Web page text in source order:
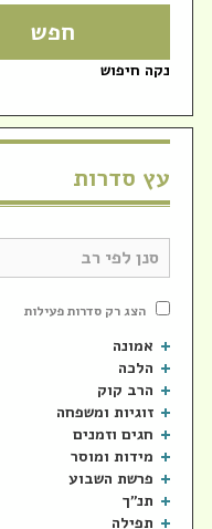
נקה חיפוש
עץ סדרות
הצג רק סדרות פעילות
אמונה
הלכה
הרב קוק
זוגיות ומשפחה
חגים וזמנים
מידות ומוסר
פרשת השבוע
תנ"ך
תפילה